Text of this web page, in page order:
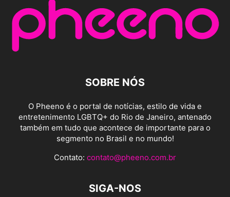
SOBRE NÓS
O Pheeno é o portal de notícias, estilo de vida e
entretenimento LGBTQ+ do Rio de Janeiro, antenado
também em tudo que acontece de importante para o
segmento no Brasil e no mundo!
Contato: contato@pheeno.com.br
SIGA-NOS